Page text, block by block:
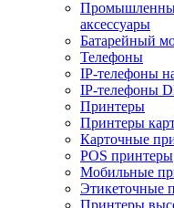
аксессуары
Батарейный
Телефоны
IP-телефоны
IP-телефоны
Принтеры
Принтеры
Карточные
POS принтеры
Мобильные
Этикеточные